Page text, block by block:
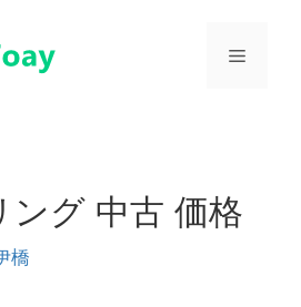
メ
ング 中古 価格
橋